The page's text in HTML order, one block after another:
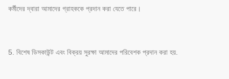
কর্মীদের দ্বারা আমাদের গ্রাহককে প্রদান করা যেতে পারে।
5. বিশেষ ডিসকাউন্ট এবং বিক্রয় সুরক্ষা আমাদের পরিবেশক প্রদান করা হয়.